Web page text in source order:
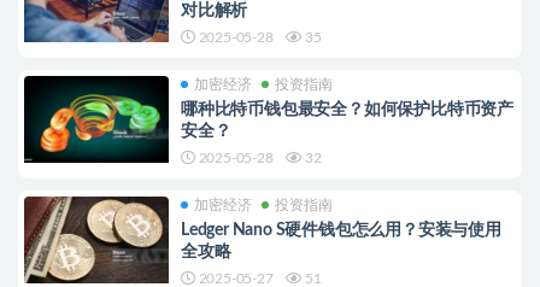
对比解析
2025-05-28 35
加密经济 投资指南
哪种比特币钱包最安全？如何保护比特币资产
安全？
2025-05-28 32
加密经济 投资指南
Ledger Nano S硬件钱包怎么用？安装与使用
全攻略
2025-05-27 51